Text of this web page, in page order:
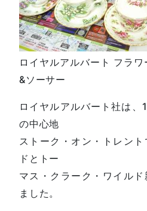
ロイヤルアルバート フラ
&ソーサー
ロイヤルアルバート社は
の中心地
ストーク・オン・トレン
ドとトー
マス・クラーク・ワイル
ました。